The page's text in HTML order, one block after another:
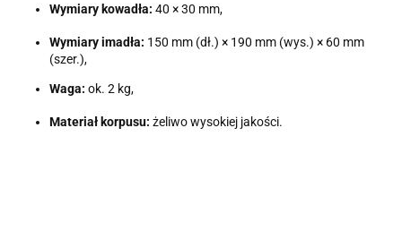
Wymiary kowadła: 40 × 30 mm,
Wymiary imadła: 150 mm (dł.) × 190 mm (wys.) × 60 mm
(szer.),
Waga: ok. 2 kg,
Materiał korpusu: żeliwo wysokiej jakości.